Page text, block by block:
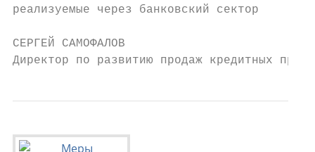
реализуемые через банковский сектор
СЕРГЕЙ САМОФАЛОВ
Директор по развитию продаж кредитных